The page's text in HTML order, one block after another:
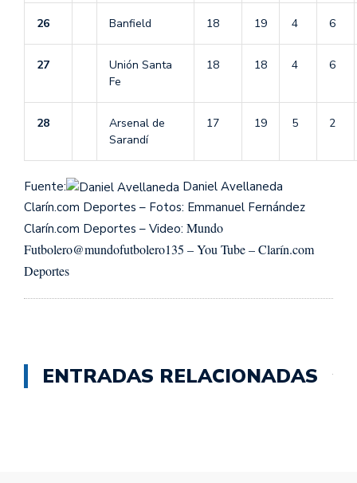
26 Banfield 18 19 4 6
27
Unión Santa
Fe
18 18 4 6
28
Arsenal de
Sarandí
17 19 5 2
Fuente:
Daniel Avellaneda
Clarín.com Deportes – Fotos: Emmanuel Fernández
Clarín.com Deportes – Video: Mundo
Futbolero@mundofutbolero135 – You Tube – Clarín.com
Deportes
ENTRADAS RELACIONADAS